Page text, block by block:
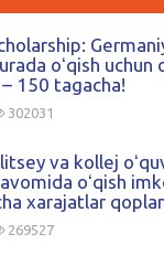
oʻqish uchun
150 tagacha!
302031
va kollej
oʻqish
xarajatlar
269527